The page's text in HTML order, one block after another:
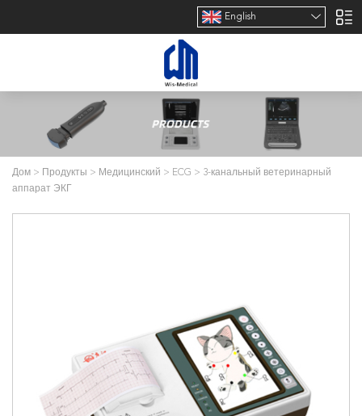
English
Дом > Продукты > Медицинский > ECG > 3-канальный ветеринарный
аппарат ЭКГ